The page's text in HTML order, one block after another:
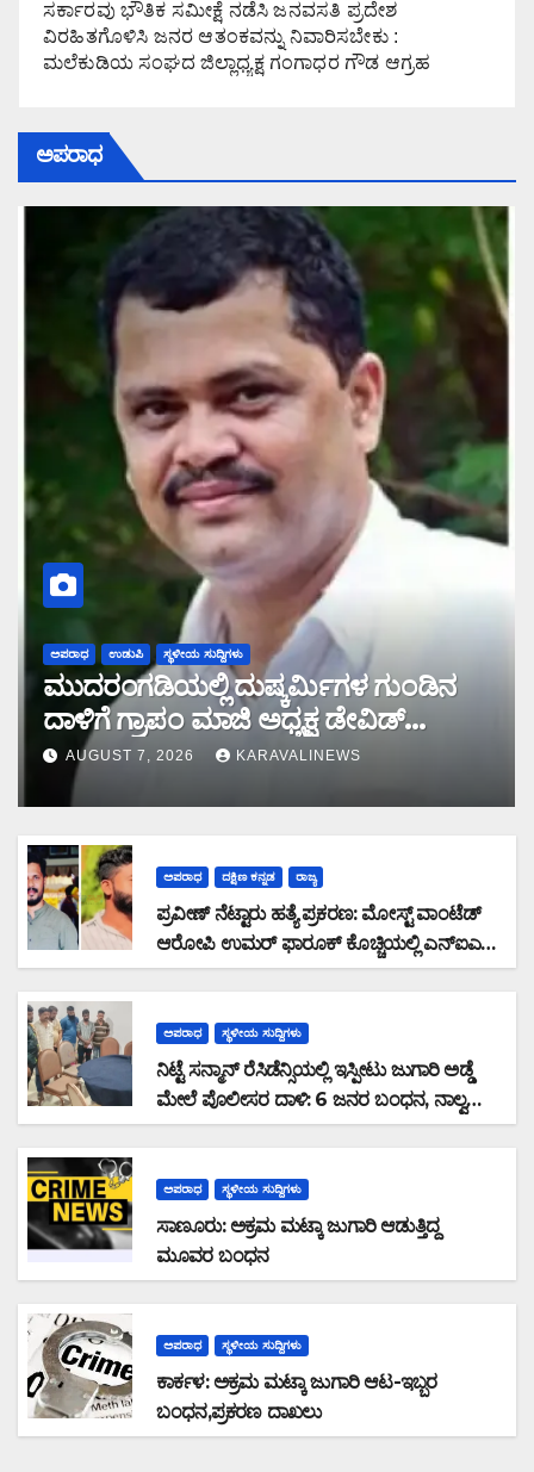
ಸರ್ಕಾರವು ಭೌತಿಕ ಸಮೀಕ್ಷೆ ನಡೆಸಿ ಜನವಸತಿ ಪ್ರದೇಶ
ವಿರಹಿತಗೊಳಿಸಿ ಜನರ ಆತಂಕವನ್ನು ನಿವಾರಿಸಬೇಕು :
ಮಲೆಕುಡಿಯ ಸಂಘದ ಜಿಲ್ಲಾಧ್ಯಕ್ಷ ಗಂಗಾಧರ ಗೌಡ ಆಗ್ರಹ
ಅಪರಾಧ
ಅಪರಾಧ ಉಡುಪಿ ಸ್ಥಳೀಯ ಸುದ್ದಿಗಳು
ಮುದರಂಗಡಿಯಲ್ಲಿ ದುಷ್ಕರ್ಮಿಗಳ ಗುಂಡಿನ
ದಾಳಿಗೆ ಗ್ರಾಪಂ ಮಾಜಿ ಅಧ್ಯಕ್ಷ ಡೇವಿಡ್
ಡಿಸೋಜ ಬಲಿ
AUGUST 7, 2026 KARAVALINEWS
ಅಪರಾಧ ದಕ್ಷಿಣ ಕನ್ನಡ ರಾಜ್ಯ
ಪ್ರವೀಣ್ ನೆಟ್ಟಾರು ಹತ್ಯೆ ಪ್ರಕರಣ: ಮೋಸ್ಟ್ ವಾಂಟೆಡ್
ಆರೋಪಿ ಉಮರ್ ಫಾರೂಕ್ ಕೊಚ್ಚಿಯಲ್ಲಿ ಎನ್‌ಐಎ
ವಶಕ್ಕೆ
ಅಪರಾಧ ಸ್ಥಳೀಯ ಸುದ್ದಿಗಳು
ನಿಟ್ಟೆ ಸನ್ಮಾನ್ ರೆಸಿಡೆನ್ಸಿಯಲ್ಲಿ ಇಸ್ಪೀಟು ಜುಗಾರಿ ಅಡ್ಡೆ
ಮೇಲೆ ಪೊಲೀಸರ ದಾಳಿ: 6 ಜನರ ಬಂಧನ, ನಾಲ್ವರು
ಪರಾರಿ: ನಗದು ಹಾಗೂ ಮೊಬೈಲ್ ವಶ
ಅಪರಾಧ ಸ್ಥಳೀಯ ಸುದ್ದಿಗಳು
ಸಾಣೂರು: ಅಕ್ರಮ ಮಟ್ಕಾ ಜುಗಾರಿ ಆಡುತ್ತಿದ್ದ
ಮೂವರ ಬಂಧನ
ಅಪರಾಧ ಸ್ಥಳೀಯ ಸುದ್ದಿಗಳು
ಕಾರ್ಕಳ: ಅಕ್ರಮ ಮಟ್ಕಾ ಜುಗಾರಿ ಆಟ-ಇಬ್ಬರ
ಬಂಧನ,ಪ್ರಕರಣ ದಾಖಲು